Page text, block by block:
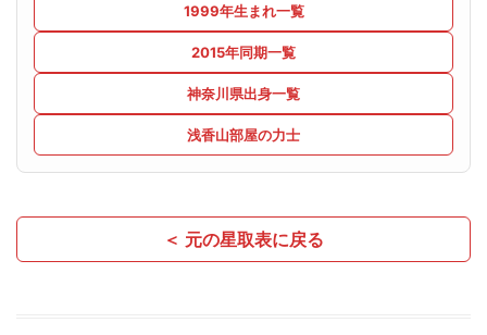
1999年生まれ一覧
2015年同期一覧
神奈川県出身一覧
浅香山部屋の力士
＜ 元の星取表に戻る